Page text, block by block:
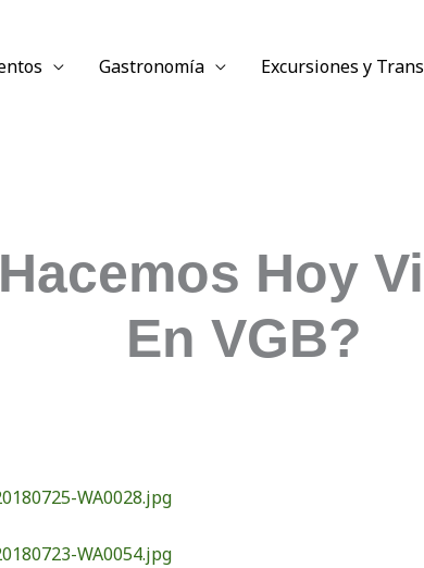
Gastronomía Excursiones y
Hoy
En VGB?
WA0028.jpg
WA0054.jpg